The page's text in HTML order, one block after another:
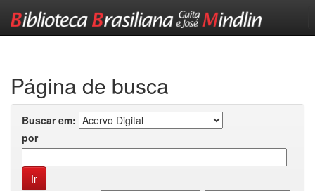
Página de busca
Buscar em:
por